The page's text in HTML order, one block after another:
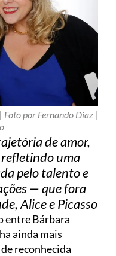
por Fernando Diaz |
de amor,
uma
pelo talento e
— que fora
Alice e Picasso
entre Bárbara
ainda mais
reconhecida